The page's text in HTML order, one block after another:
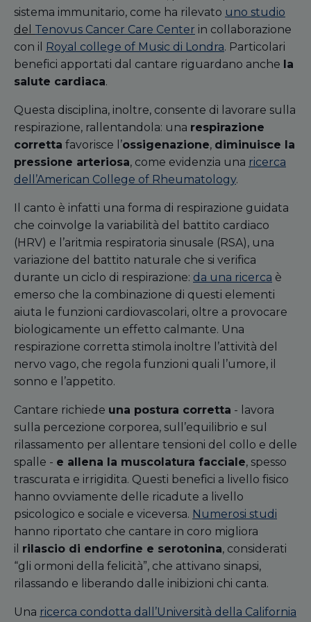
sistema immunitario, come ha rilevato uno studio
del Tenovus Cancer Care Center in collaborazione
con il
Royal college of Music di Londra. Particolari
benefici apportati dal cantare riguardano anche la
salute cardiaca.
Questa disciplina, inoltre, consente di lavorare sulla
respirazione, rallentandola: una respirazione
corretta favorisce l’ossigenazione, diminuisce la
pressione arteriosa, come evidenzia una ricerca
dell’American College of Rheumatology.
Il canto è infatti una forma di respirazione guidata
che coinvolge la variabilità del battito cardiaco
(HRV) e l’aritmia respiratoria sinusale (RSA), una
variazione del battito naturale che si verifica
durante un ciclo di respirazione: da una ricerca è
emerso che la combinazione di questi elementi
aiuta le funzioni cardiovascolari, oltre a provocare
biologicamente un effetto calmante. Una
respirazione corretta stimola inoltre l’attività del
nervo vago, che regola funzioni quali l’umore, il
sonno e l’appetito.
Cantare richiede una postura corretta - lavora
sulla percezione corporea, sull’equilibrio e sul
rilassamento per allentare tensioni del collo e delle
spalle - e allena la muscolatura facciale, spesso
trascurata e irrigidita. Questi benefici a livello fisico
hanno ovviamente delle ricadute a livello
psicologico e sociale e viceversa. Numerosi studi
hanno riportato che cantare in coro migliora
il rilascio di endorfine e serotonina, considerati
“gli ormoni della felicità”, che attivano sinapsi,
rilassando e liberando dalle inibizioni chi canta.
Una ricerca condotta dall’Università della California